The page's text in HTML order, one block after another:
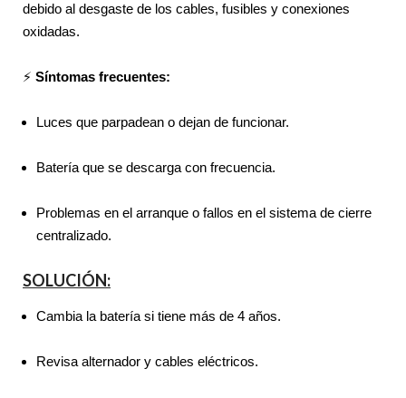
debido al desgaste de los cables, fusibles y conexiones
oxidadas.
⚡ Síntomas frecuentes:
Luces que parpadean o dejan de funcionar.
Batería que se descarga con frecuencia.
Problemas en el arranque o fallos en el sistema de cierre
centralizado.
SOLUCIÓN:
Cambia la batería si tiene más de 4 años.
Revisa alternador y cables eléctricos.